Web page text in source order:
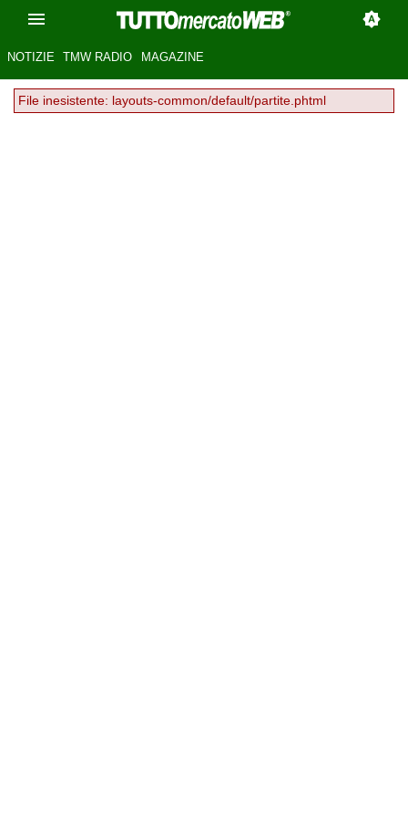
NOTIZIE TMW RADIO MAGAZINE
File inesistente: layouts-common/default/partite.phtml